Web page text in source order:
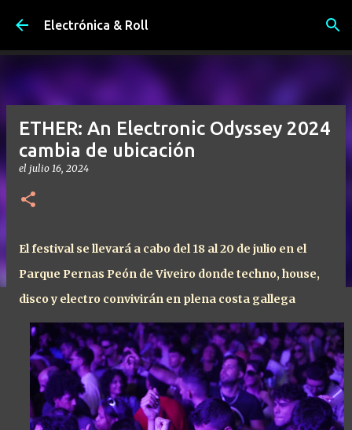
Ir al contenido principal
Electrónica & Roll
ETHER: An Electronic Odyssey 2024
cambia de ubicación
el julio 16, 2024
El festival se llevará a cabo del 18 al 20 de julio en el
Parque Pernas Peón de Viveiro donde techno, house,
disco y electro convivirán en plena costa gallega